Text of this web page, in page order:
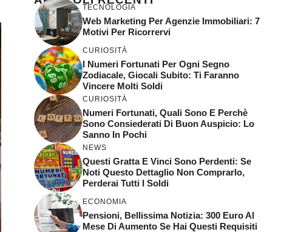
TECNOLOGIA
Web Marketing Per Agenzie Immobiliari: 7
Motivi Per Ricorrervi
CURIOSITÀ
I Numeri Fortunati Per Ogni Segno
Zodiacale, Giocali Subito: Ti Faranno
Vincere Molti Soldi
CURIOSITÀ
Numeri Fortunati, Quali Sono E Perchè
Sono Consiederati Di Buon Auspicio: Lo
Sanno In Pochi
NEWS
Questi Gratta E Vinci Sono Perdenti: Se
Noti Questo Dettaglio Non Comprarlo,
Perderai Tutti I Soldi
ECONOMIA
Pensioni, Bellissima Notizia: 300 Euro Al
Mese Di Aumento Se Hai Questi Requisiti